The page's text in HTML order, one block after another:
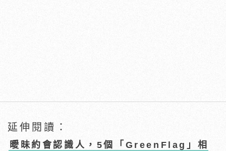
延伸閱讀：
曖昧約會認識人，5個「GreenFlag」相